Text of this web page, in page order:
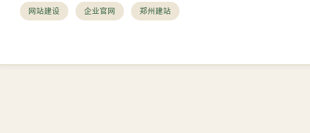
网站建设 企业官网 郑州建站